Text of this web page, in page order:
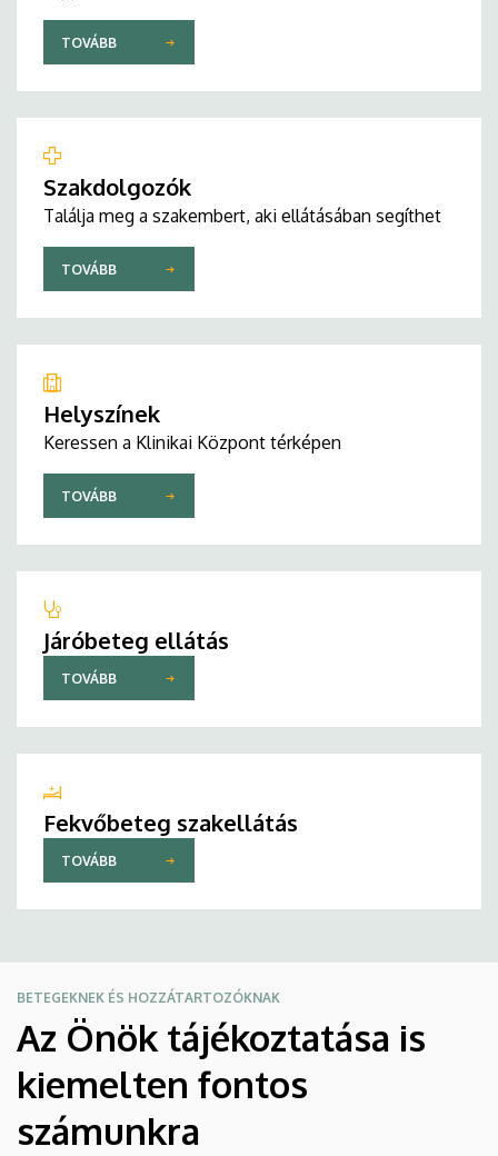
TOVÁBB
Szakdolgozók
Találja meg a szakembert, aki ellátásában segíthet
TOVÁBB
Helyszínek
Keressen a Klinikai Központ térképen
TOVÁBB
Járóbeteg ellátás
TOVÁBB
Fekvőbeteg szakellátás
TOVÁBB
BETEGEKNEK ÉS HOZZÁTARTOZÓKNAK
Az Önök tájékoztatása is
kiemelten fontos
számunkra